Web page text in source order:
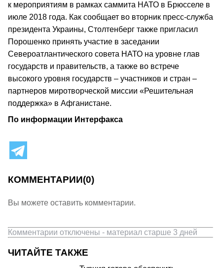
к мероприятиям в рамках саммита НАТО в Брюсселе в
июле 2018 года. Как сообщает во вторник пресс-служба
президента Украины, Столтенберг также пригласил
Порошенко принять участие в заседании
Североатлантического совета НАТО на уровне глав
государств и правительств, а также во встрече
высокого уровня государств – участников и стран –
партнеров миротворческой миссии «Решительная
поддержка» в Афганистане.
По информации Интерфакса
КОММЕНТАРИИ(0)
Вы можете оставить комментарии.
Комментарии отключены - материал старше 3 дней
ЧИТАЙТЕ ТАКЖЕ